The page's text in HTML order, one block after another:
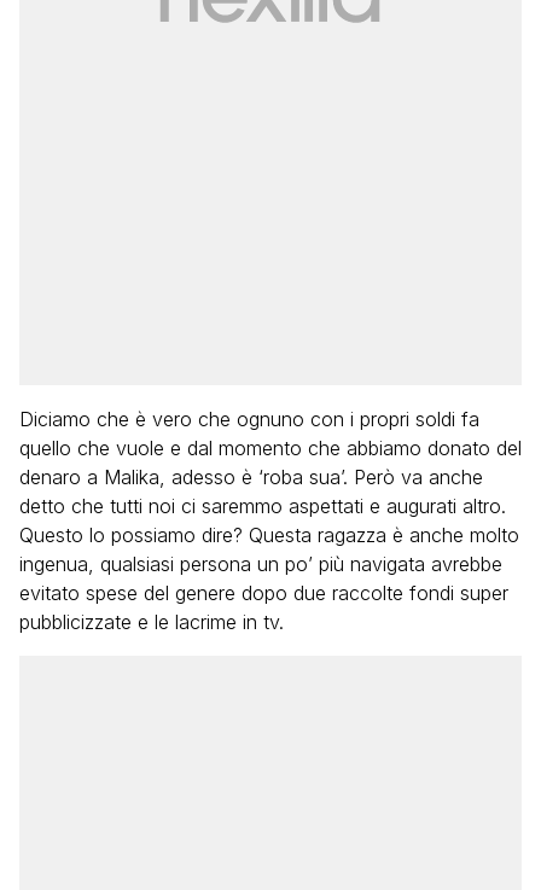
Diciamo che è vero che ognuno con i propri soldi fa
quello che vuole e dal momento che abbiamo donato del
denaro a Malika, adesso è ‘roba sua’. Però va anche
detto che tutti noi ci saremmo aspettati e augurati altro.
Questo lo possiamo dire? Questa ragazza è anche molto
ingenua, qualsiasi persona un po’ più navigata avrebbe
evitato spese del genere dopo due raccolte fondi super
pubblicizzate e le lacrime in tv.